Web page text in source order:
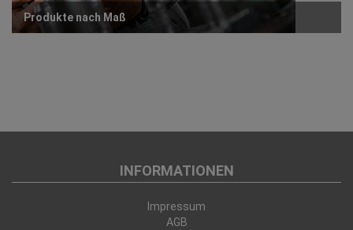
Produkte nach Maß
INFORMATIONEN
Impressum
AGB